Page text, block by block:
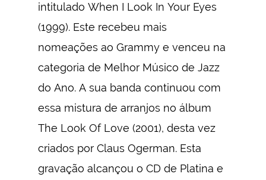
intitulado When I Look In Your Eyes
(1999). Este recebeu mais
nomeações ao Grammy e venceu na
categoria de Melhor Músico de Jazz
do Ano. A sua banda continuou com
essa mistura de arranjos no álbum
The Look Of Love (2001), desta vez
criados por Claus Ogerman. Esta
gravação alcançou o CD de Platina e